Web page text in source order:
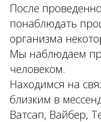
После
понаблюдать
организма
Мы наблюдаем
человеком.
Находимся на
близким в
Ватсап, Вайбер,